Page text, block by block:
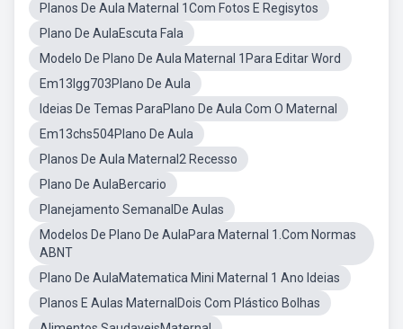
Planos De Aula Maternal 1Com Fotos E Regisytos
Plano De AulaEscuta Fala
Modelo De Plano De Aula Maternal 1Para Editar Word
Em13lgg703Plano De Aula
Ideias De Temas ParaPlano De Aula Com O Maternal
Em13chs504Plano De Aula
Planos De Aula Maternal2 Recesso
Plano De AulaBercario
Planejamento SemanalDe Aulas
Modelos De Plano De AulaPara Maternal 1.Com Normas
ABNT
Plano De AulaMatematica Mini Maternal 1 Ano Ideias
Planos E Aulas MaternalDois Com Plástico Bolhas